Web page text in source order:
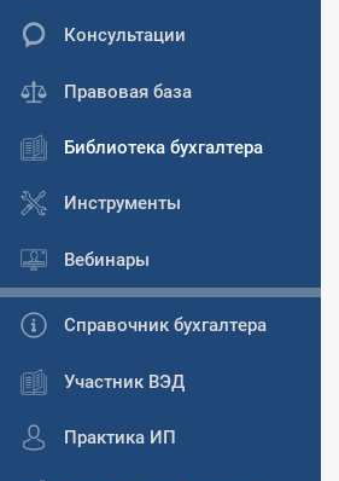
Консультации
Правовая база
Библиотека бухгалтера
Инструменты
Вебинары
Справочник бухгалтера
Участник ВЭД
Практика ИП